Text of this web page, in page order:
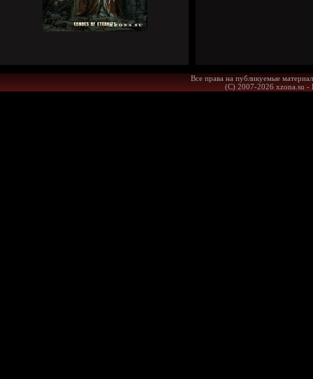
Все права на публикуемые
(С) 2007-2026 xzona.su -